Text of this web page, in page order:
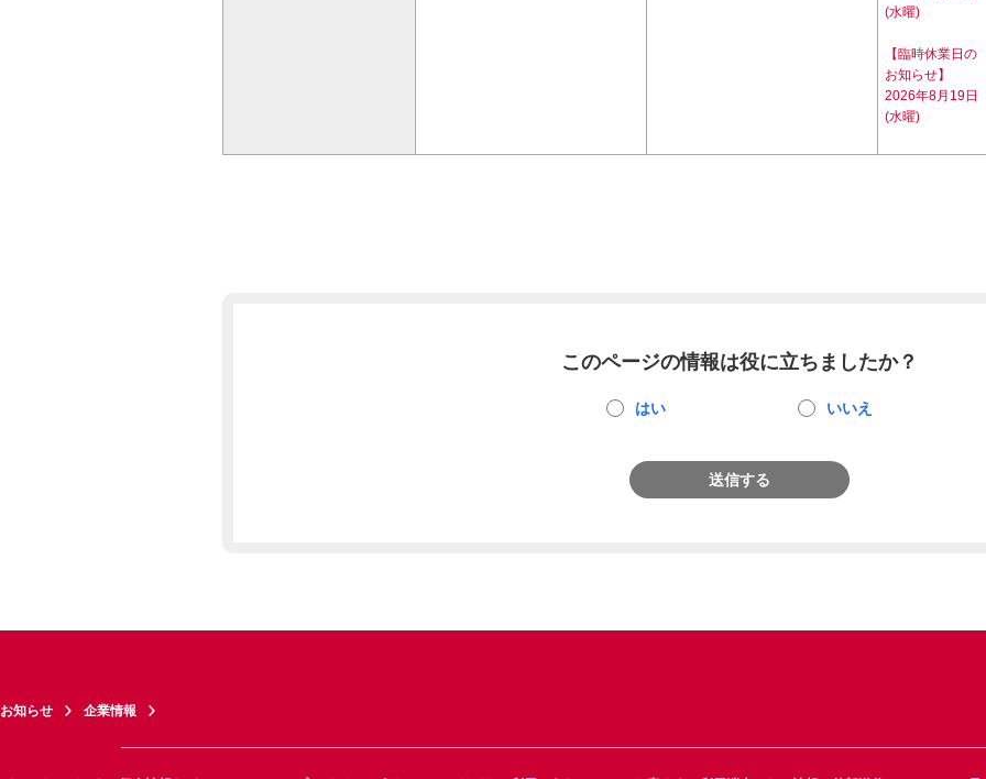
(水曜)
【臨時休業日の
お知らせ】
2026年8月19日
(水曜)
このページの情報は役に立ちましたか？
はい いいえ
送信する
お知らせ 企業情報